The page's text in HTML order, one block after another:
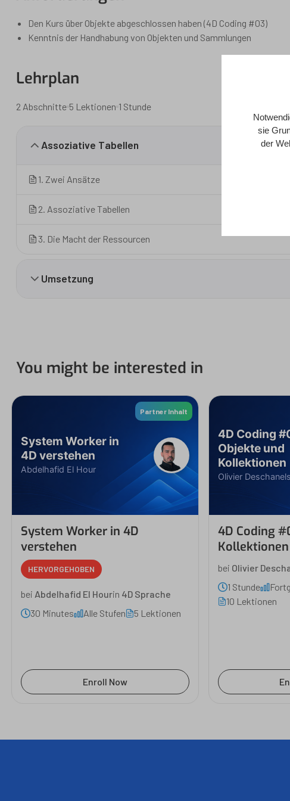
Den Kurs über Objekte abgeschlossen haben (4D Coding #03)
Kenntnis der Handhabung von Objekten und Sammlungen
Lehrplan
2 Abschnitte 5 Lektionen 1 Stunde
Assoziative Tabellen
1. Zwei Ansätze
2. Assoziative Tabellen
3. Die Macht der Ressourcen
Umsetzung
You might be interested in
Partner Inhalt
System Worker in
4D verstehen
Abdelhafid El Hour
System Worker in 4D
verstehen
HERVORGEHOBEN
bei Abdelhafid El Hourin 4D Sprache
30 Minutes
Alle Stufen 5 Lektionen
Enroll Now
4D Coding
Objekte und
Kollektionen
Olivier Deschanels
4D Coding
Kollektionen
bei Olivier
1 Stunde
10 Lektionen
sie
der